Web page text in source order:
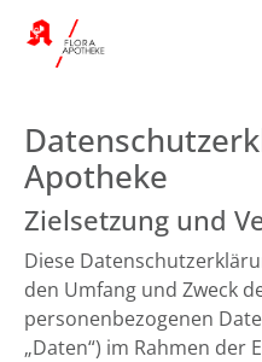
Apotheke
Zielsetzung und
Diese
den Umfang und Zweck
personenbezogenen
„Daten“) im Rahmen der